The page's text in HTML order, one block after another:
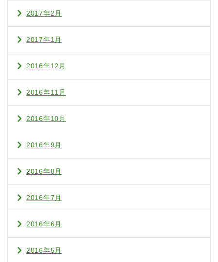
2017年2月
2017年1月
2016年12月
2016年11月
2016年10月
2016年9月
2016年8月
2016年7月
2016年6月
2016年5月